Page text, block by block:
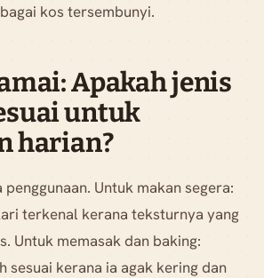
kos tersembunyi.
Apakah jenis
untuk
harian?
Untuk makan segera:
terkenal kerana teksturnya yang
Untuk memasak dan baking:
sesuai kerana ia agak kering dan